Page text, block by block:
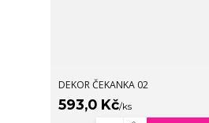
DEKOR ČEKANKA 02
593,0 Kč/ks